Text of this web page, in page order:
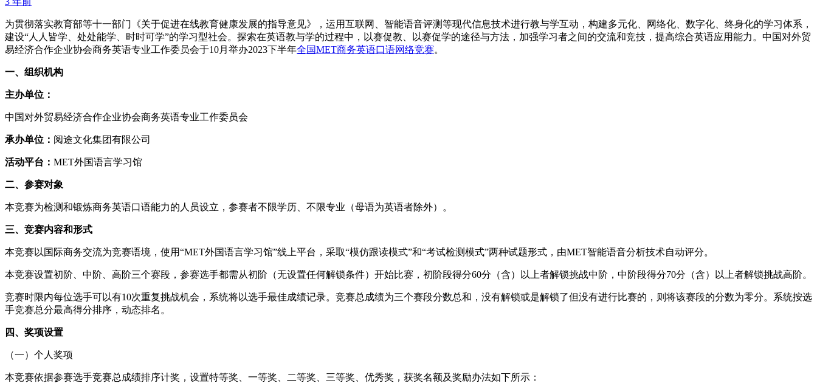
为贯彻落实教育部等十一部门《关于促进在线教育健康发展的指导意见》，运用互联网、智能语音评测等现代信息技术进行教与学互动，构建多元化、网络化、数字化、终身化的学习体系，
建设“人人皆学、处处能学、时时可学”的学习型社会。探索在英语教与学的过程中，以赛促教、以赛促学的途径与方法，加强学习者之间的交流和竞技，提高综合英语应用能力。中国对外贸
易经济合作企业协会商务英语专业工作委员会于10月举办2023下半年全国MET商务英语口语网络竞赛。
一、组织机构
主办单位：
中国对外贸易经济合作企业协会商务英语专业工作委员会
承办单位： 阅途文化集团有限公司
活动平台： MET外国语言学习馆
二、参赛对象
本竞赛为检测和锻炼商务英语口语能力的人员设立，参赛者不限学历、不限专业（母语为英语者除外）。
三、竞赛内容和形式
本竞赛以国际商务交流为竞赛语境，使用“MET外国语言学习馆”线上平台，采取“模仿跟读模式”和“考试检测模式”两种试题形式，由MET智能语音分析技术自动评分。
本竞赛设置初阶、中阶、高阶三个赛段，参赛选手都需从初阶（无设置任何解锁条件）开始比赛，初阶段得分60分（含）以上者解锁挑战中阶，中阶段得分70分（含）以上者解锁挑战高阶。
竞赛时限内每位选手可以有10次重复挑战机会，系统将以选手最佳成绩记录。竞赛总成绩为三个赛段分数总和，没有解锁或是解锁了但没有进行比赛的，则将该赛段的分数为零分。系统按选
手竞赛总分最高得分排序，动态排名。
四、奖项设置
（一）个人奖项
本竞赛依据参赛选手竞赛总成绩排序计奖，设置特等奖、一等奖、二等奖、三等奖、优秀奖，获奖名额及奖励办法如下所示：